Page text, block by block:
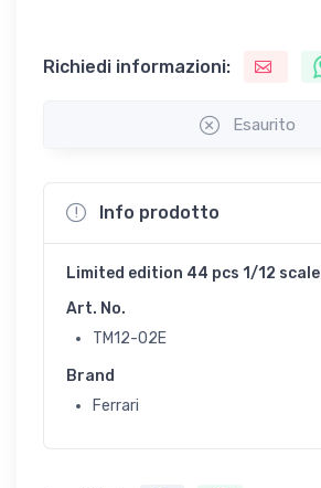
Richiedi informazioni:
Esaurito
Info prodotto
Limited edition 44 pcs 1/12 scale
Art. No.
TM12-02E
Brand
Ferrari